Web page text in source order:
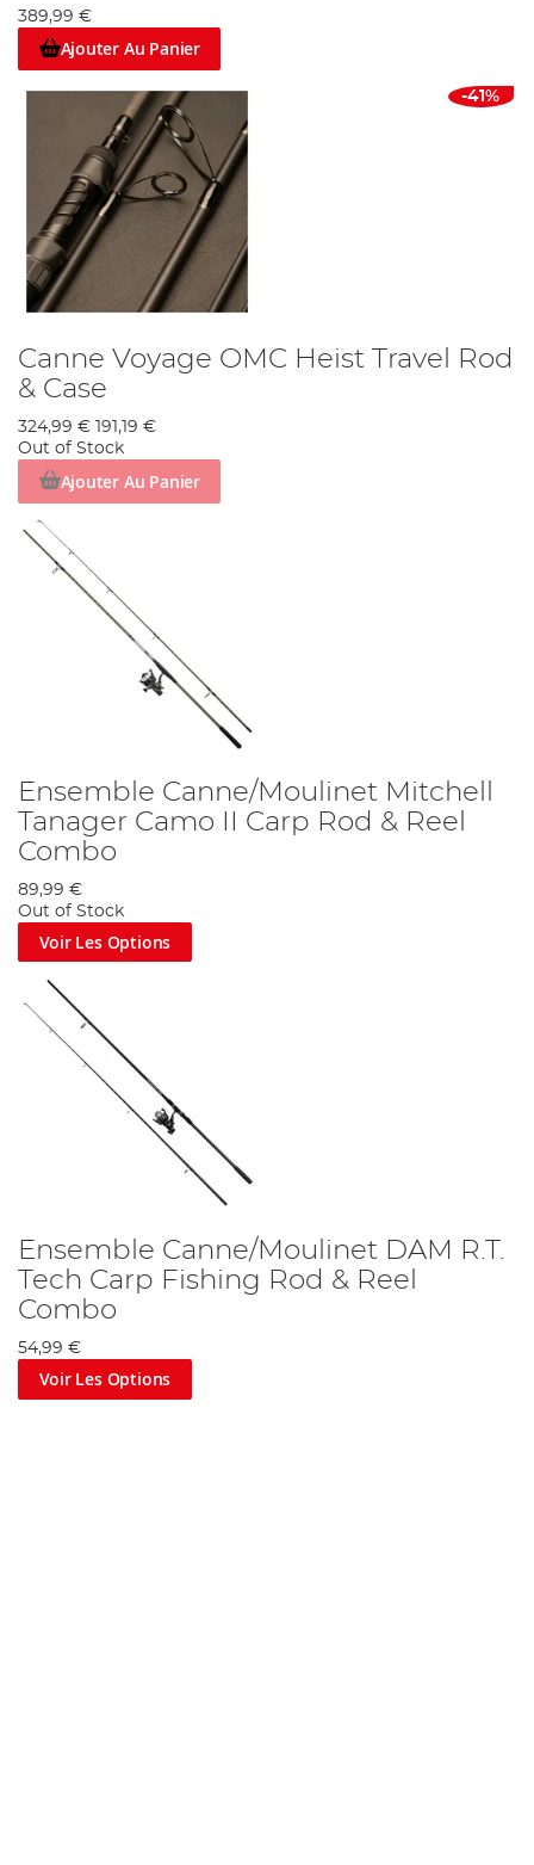
389,99 €
Ajouter Au Panier
-41%
Canne Voyage OMC Heist Travel Rod
& Case
324,99 €
191,19 €
Out of Stock
Ajouter Au Panier
Ensemble Canne/Moulinet Mitchell
Tanager Camo II Carp Rod & Reel
Combo
89,99 €
Out of Stock
Voir Les Options
Ensemble Canne/Moulinet DAM R.T.
Tech Carp Fishing Rod & Reel
Combo
54,99 €
Voir Les Options